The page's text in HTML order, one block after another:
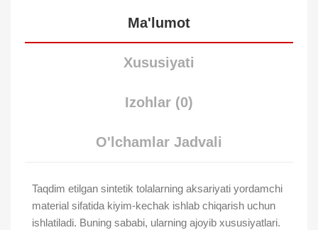
Ma'lumot
Xususiyati
Izohlar (0)
O'lchamlar Jadvali
Taqdim etilgan sintetik tolalarning aksariyati yordamchi
material sifatida kiyim-kechak ishlab chiqarish uchun
ishlatiladi. Buning sababi, ularning ajoyib xususiyatlari.